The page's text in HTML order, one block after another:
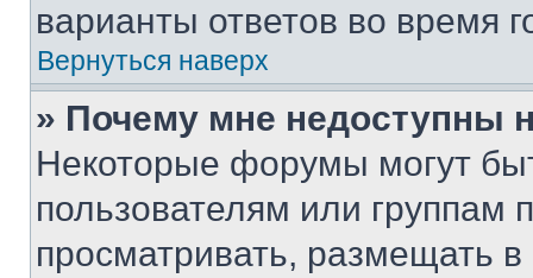
варианты ответов во время
Вернуться наверх
» Почему мне недоступны
Некоторые форумы могут
пользователям или группам
просматривать, размещать